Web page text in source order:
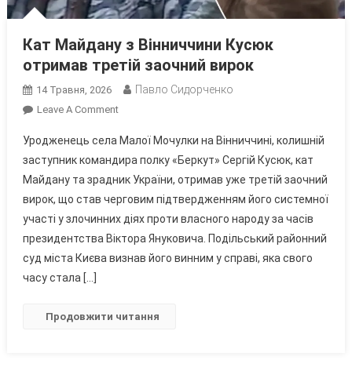
Кат Майдану з Вінниччини Кусюк
отримав третій заочний вирок
14 Травня, 2026 Павло Сидорченко
Leave A CommentOn
Майдану
З
Вінниччини
Кусюк
Отримав
Третій
Заочний
Уродженець села Малої Мочулки на Вінниччині, колишній
заступник командира полку «Беркут» Сергій Кусюк, кат
Майдану та зрадник України, отримав уже третій заочний
вирок, що став черговим підтвердженням його системної
участі у злочинних діях проти власного народу за часів
президентства Віктора Януковича. Подільський районний
суд міста Києва визнав його винним у справі, яка свого
часу стала […]
Продовжити читання